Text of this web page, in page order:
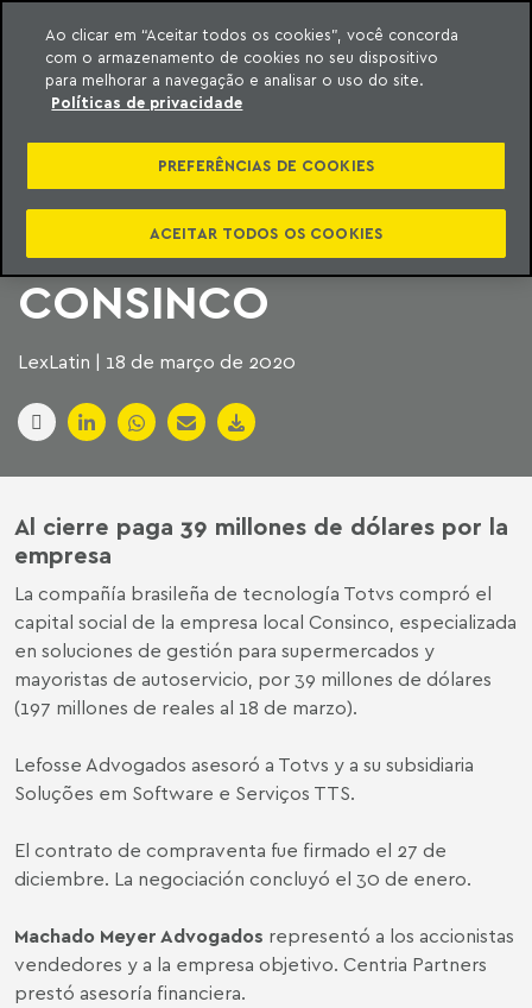
o conteúdo
Machado Meyer
TOTVS AUMENTA SU
PRESENCIA EN RETAIL
CON LA COMPRA DE
CONSINCO
LexLatin | 18 de março de 2020
Al cierre paga 39 millones de dólares por la
empresa
La compañía brasileña de tecnología Totvs compró el
capital social de la empresa local Consinco, especializada
en soluciones de gestión para supermercados y
mayoristas de autoservicio, por 39 millones de dólares
(197 millones de reales al 18 de marzo).
Lefosse Advogados asesoró a Totvs y a su subsidiaria
Soluções em Software e Serviços TTS.
El contrato de compraventa fue firmado el 27 de
diciembre. La negociación concluyó el 30 de enero.
Machado Meyer Advogados representó a los accionistas
vendedores y a la empresa objetivo. Centria Partners
prestó asesoría financiera.
Ao clicar em “Aceitar todos os cookies”, você concorda
com o armazenamento de cookies no seu dispositivo
para melhorar a navegação e analisar o uso do site.
Políticas de privacidade
PREFERÊNCIAS DE COOKIES
ACEITAR TODOS OS COOKIES